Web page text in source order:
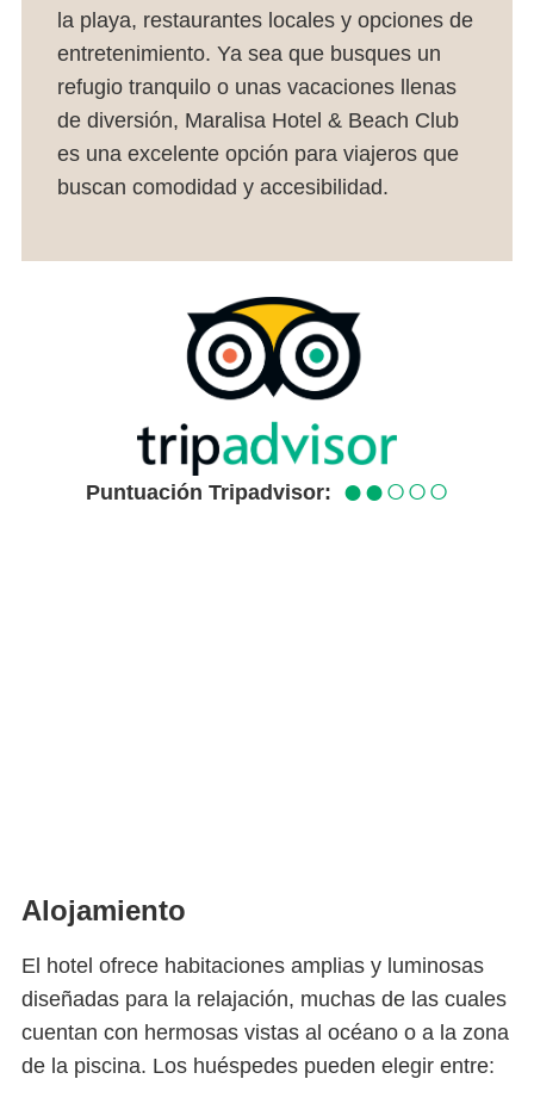
la playa, restaurantes locales y opciones de
entretenimiento. Ya sea que busques un
refugio tranquilo o unas vacaciones llenas
de diversión, Maralisa Hotel & Beach Club
es una excelente opción para viajeros que
buscan comodidad y accesibilidad.
Puntuación Tripadvisor ●●○○○
Alojamiento
El hotel ofrece habitaciones amplias y luminosas
diseñadas para la relajación, muchas de las cuales
cuentan con hermosas vistas al océano o a la zona
de la piscina. Los huéspedes pueden elegir entre: